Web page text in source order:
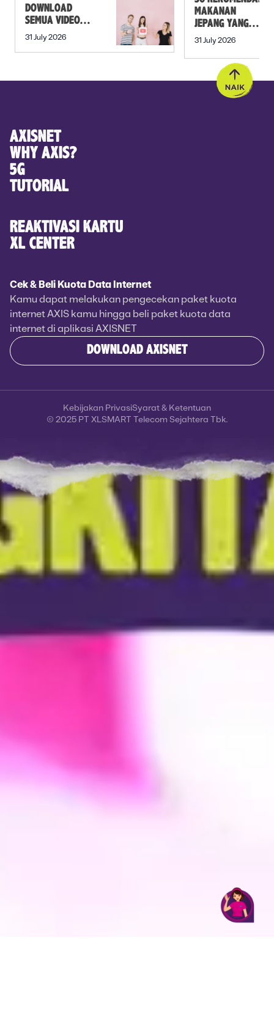
DOWNLOAD
SEMUA VIDEO
DALAM PLAYLIST
31 July 2026
MAKANAN
JEPANG YANG
MUST TRY SELAIN
31 July 2026
AXISNET
WHY AXIS?
5G
TUTORIAL
REAKTIVASI KARTU
XL CENTER
Cek & Beli Kuota Data Internet
Kamu dapat melakukan pengecekan paket kuota
internet AXIS kamu hingga beli paket kuota data
internet di aplikasi AXISNET
DOWNLOAD AXISNET
© 2025 PT XLSMART Telecom Sejahtera Tbk.
Kebijakan PrivasiSyarat & Ketentuan